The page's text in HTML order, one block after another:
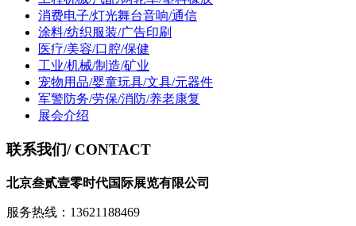
消费电子/灯光舞台音响/通信
涂料/纺织服装/广告印刷
医疗/美容/口腔/保健
工业/机械/制造/矿业
宠物用品/婴童玩具/文具/元器件
军警防务/劳保/消防/养老康复
展会介绍
联系我们/ CONTACT
北京叁贰壹零时代国际展览有限公司
服务热线：13621188469